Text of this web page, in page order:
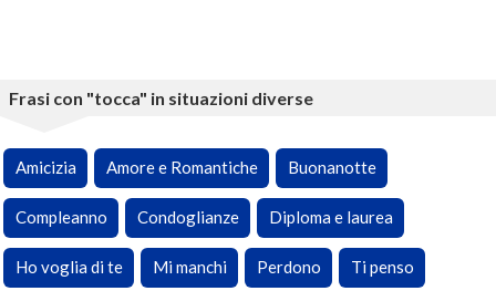
Frasi con "tocca" in situazioni diverse
Amicizia Amore e Romantiche Buonanotte
Compleanno Condoglianze Diploma e laurea
Ho voglia di te Mi manchi Perdono Ti penso